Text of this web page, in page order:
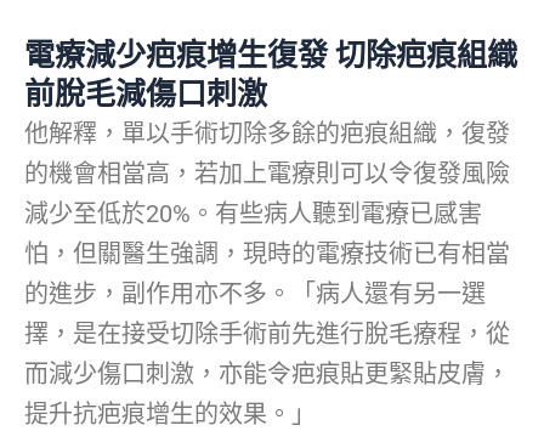
電療減少疤痕增生復發 切除疤痕組織
前脫毛減傷口刺激
他解釋，單以手術切除多餘的疤痕組織，復發
的機會相當高，若加上電療則可以令復發風險
減少至低於20%。有些病人聽到電療已感害
怕，但關醫生強調，現時的電療技術已有相當
的進步，副作用亦不多。「病人還有另一選
擇，是在接受切除手術前先進行脫毛療程，從
而減少傷口刺激，亦能令疤痕貼更緊貼皮膚，
提升抗疤痕增生的效果。」